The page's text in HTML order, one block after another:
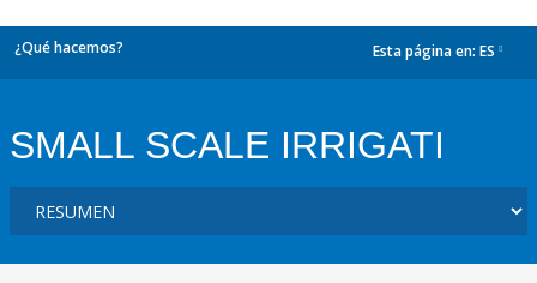
¿Qué hacemos? Esta página en: ES
SMALL SCALE IRRIGATI